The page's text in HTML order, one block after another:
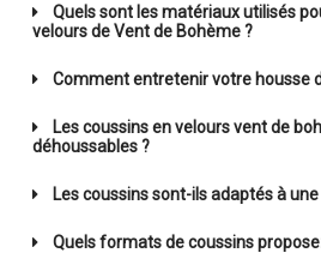
Quels sont les matériaux utilisés
velours de Vent de Bohème ?
Comment entretenir votre housse
Les coussins en velours vent de
déhoussables ?
Les coussins sont-ils adaptés à
Quels formats de coussins